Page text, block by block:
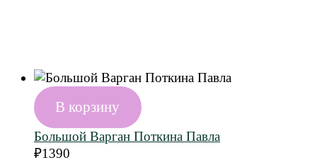
В корзину
Большой Варган Поткина Павла
₽1390